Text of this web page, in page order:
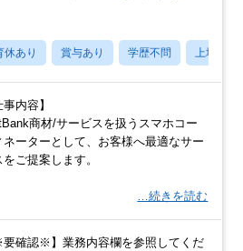
休あり 賞与あり 学歴不問 上場企業
事内容】
商材/サービスを扱うスマホコー
ネーターとして、お客様へ最適なサー
をご提案します。
…続きを読む
要確認※】業務内容欄を参照してくだ